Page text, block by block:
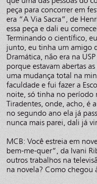
peça para concorrer em
era “A Via Sacra”, de
essa peça e dali eu
Terminando o científico,
junto, eu tinha um amigo
Dramática, não era na
porque estavam abertas
uma mudança total na
faculdade e fui fazer a
noite, só tinha no período
Tiradentes, onde, acho, é
no segundo ano ela já
nunca mais parei, dali já
MCB: Você estreia em
bem-me-quer”, da Ivani
outros trabalhos na
na novela? Como chegou